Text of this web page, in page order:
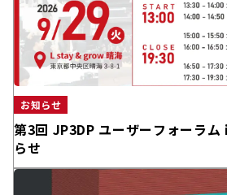
お知らせ
第3回 JP3DP ユーザーフォーラ
らせ